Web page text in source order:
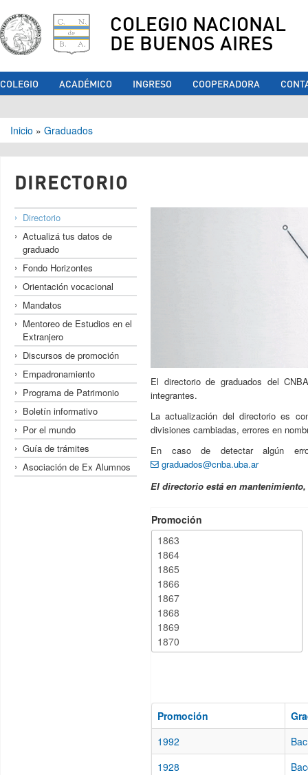
COLEGIO NACIONAL
DE BUENOS AIRES
COLEGIO ACADÉMICO INGRESO COOPERADORA
Se encuentra usted aquí
Inicio » Graduados
DIRECTORIO
Directorio
Actualizá tus datos de
graduado
Fondo Horizontes
Orientación vocacional
Mandatos
Mentoreo de Estudios en el
Extranjero
Discursos de promoción
Empadronamiento
Programa de Patrimonio
Boletín informativo
Por el mundo
Guía de trámites
Asociación de Ex Alumnos
El directorio de graduados del
integrantes.
La actualización del directorio es
divisiones cambiadas, errores en
En caso de detectar algún
graduados@cnba.uba.ar
El directorio está en
Promoción
Promoción
1992
1928